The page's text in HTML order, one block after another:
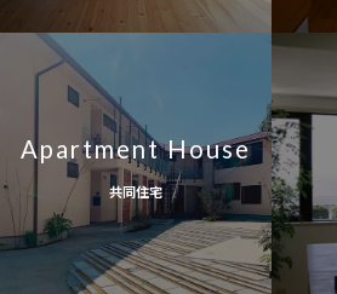
Apartment House
共同住宅